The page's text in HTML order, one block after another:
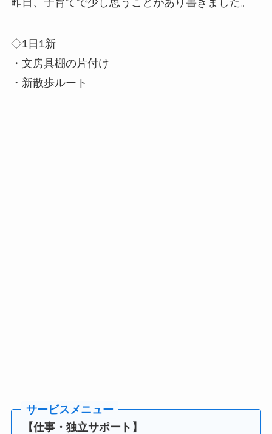
昨日、子育てで少し思うことがあり書きました。
◇1日1新
・文房具棚の片付け
・新散歩ルート
【仕事・独立サポート】